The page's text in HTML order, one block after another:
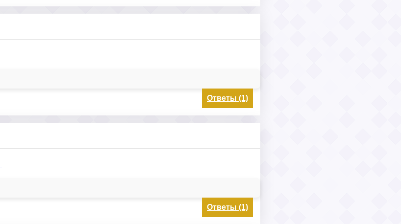
Ответы (1)
Ответы (1)